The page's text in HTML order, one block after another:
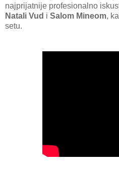
najprijatnije profesionalno
Natali Vud i Salom Mineom,
setu.